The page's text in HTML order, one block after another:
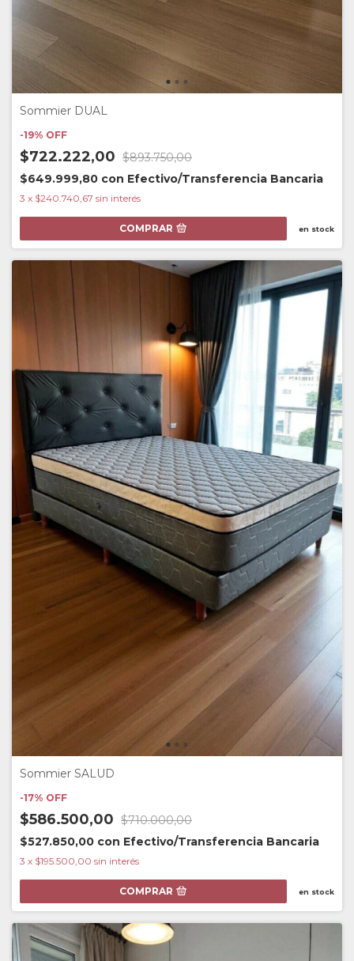
Sommier DUAL
-19% OFF
$722.222,00 $893.750,00
$649.999,80 con Efectivo/Transferencia Bancaria
3 x $240.740,67 sin interés
COMPRAR en stock
Sommier SALUD
-17% OFF
$586.500,00 $710.000,00
$527.850,00 con Efectivo/Transferencia Bancaria
3 x $195.500,00 sin interés
COMPRAR en stock